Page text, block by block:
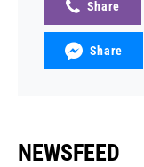
Share
Share
NEWSFEED